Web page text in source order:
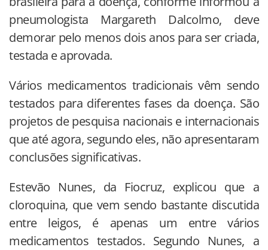
pneumologista Margareth Dalcolmo, deve
demorar pelo menos dois anos para ser criada,
testada e aprovada.
Vários medicamentos tradicionais vêm sendo
testados para diferentes fases da doença. São
projetos de pesquisa nacionais e internacionais
que até agora, segundo eles, não apresentaram
conclusões significativas.
Estevão Nunes, da Fiocruz, explicou que a
cloroquina, que vem sendo bastante discutida
entre leigos, é apenas um entre vários
medicamentos testados. Segundo Nunes, a